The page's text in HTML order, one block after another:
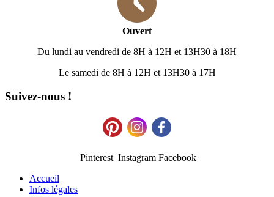
Ouvert
Du lundi au vendredi de 8H à 12H et 13H30 à 18H
Le samedi de 8H à 12H et 13H30 à 17H
Suivez-nous !
Pinterest Instagram Facebook
Accueil
Infos légales